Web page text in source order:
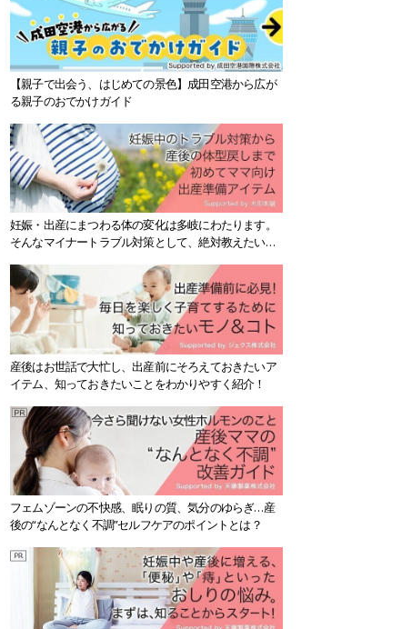
【親子で出会う、はじめての景色】成田空港から広が
る親子のおでかけガイド
妊娠・出産にまつわる体の変化は多岐にわたります。
そんなマイナートラブル対策として、絶対教えたい！
産後はお世話で大忙し、出産前にそろえておきたいア
イテム、知っておきたいことをわかりやすく紹介！
フェムゾーンの不快感、眠りの質、気分のゆらぎ…産
後の“なんとなく不調”セルフケアのポイントとは？